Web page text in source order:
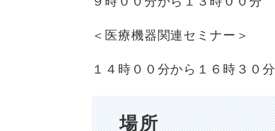
＜医療機器関連セミナー＞
１４時００分から１６時３０分
場所